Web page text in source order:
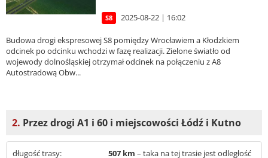
S8 2025-08-22 | 16:02
Budowa drogi ekspresowej S8 pomiędzy Wrocławiem a Kłodzkiem
odcinek po odcinku wchodzi w fazę realizacji. Zielone światło od
wojewody dolnośląskiej otrzymał odcinek na połączeniu z A8
Autostradową Obw...
2. Przez drogi A1 i 60 i miejscowości Łódź i Kutno
długość trasy: 507 km – taka na tej trasie jest odległość